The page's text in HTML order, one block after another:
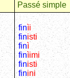
Passé simple
finìi
finisti
finì
finìimi
finisti
finini